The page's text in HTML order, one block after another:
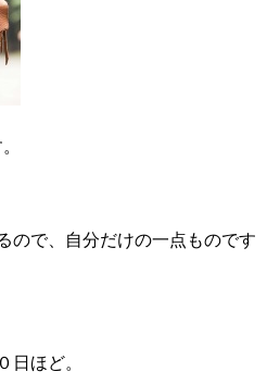
ので、自分だけの一点ものです
日ほど。